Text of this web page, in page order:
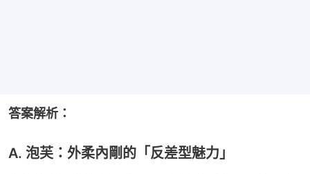
答案解析：
A. 泡芙：外柔內剛的「反差型魅力」